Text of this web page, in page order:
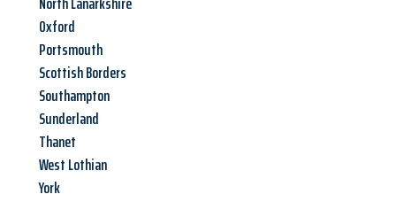
Oxford
Portsmouth
Scottish Borders
Southampton
Sunderland
Thanet
West Lothian
York